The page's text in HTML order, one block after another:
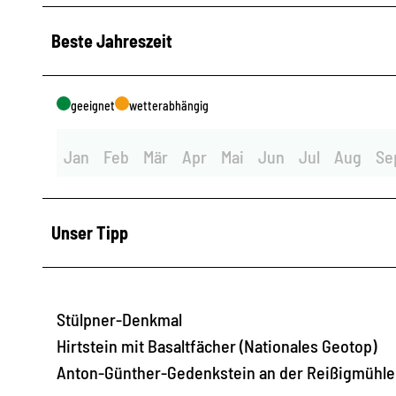
Beste Jahreszeit
geeignet wetterabhängig
Jan Feb Mär Apr Mai Jun Jul Aug
Unser Tipp
Stülpner-Denkmal
Hirtstein mit Basaltfächer (Nationales Geotop)
Anton-Günther-Gedenkstein an der Reißigmühle